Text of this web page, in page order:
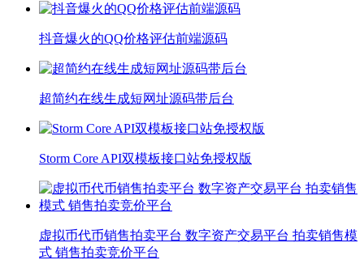
抖音爆火的QQ价格评估前端源码
超简约在线生成短网址源码带后台
Storm Core API双模板接口站免授权版
虚拟币代币销售拍卖平台 数字资产交易平台 拍卖销售模
式 销售拍卖竞价平台